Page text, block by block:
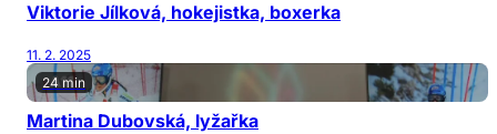
Viktorie Jílková, hokejistka, boxerka
11. 2. 2025
24 min
Martina Dubovská, lyžařka